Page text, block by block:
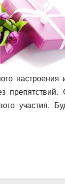
настроения
участия.